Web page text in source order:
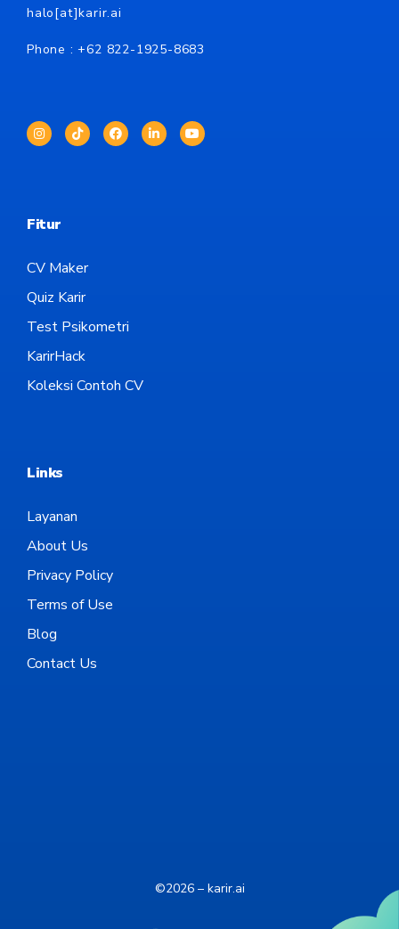
halo[at]karir.ai
Phone : +62 822-1925-8683
Fitur
CV Maker
Quiz Karir
Test Psikometri
KarirHack
Koleksi Contoh CV
Links
Layanan
About Us
Privacy Policy
Terms of Use
Blog
Contact Us
©2026 – karir.ai